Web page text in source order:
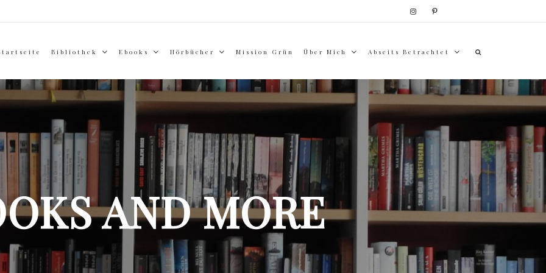
Bibliothek Ebooks Hörbücher Mission Grün Über Mich Abseits Betrachtet
AND MORE